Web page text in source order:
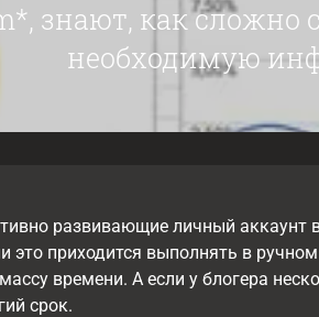
знают, как сложно
необходимую
развивающие личный
это приходится выполнять в
времени. А если у блогера
срок.